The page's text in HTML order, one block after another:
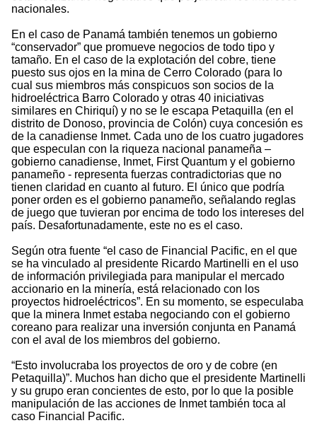
nacionales.
En el caso de Panamá también tenemos un gobierno
“conservador” que promueve negocios de todo tipo y
tamaño. En el caso de la explotación del cobre, tiene
puesto sus ojos en la mina de Cerro Colorado (para lo
cual sus miembros más conspicuos son socios de la
hidroeléctrica Barro Colorado y otras 40 iniciativas
similares en Chiriquí) y no se le escapa Petaquilla (en el
distrito de Donoso, provincia de Colón) cuya concesión es
de la canadiense Inmet. Cada uno de los cuatro jugadores
que especulan con la riqueza nacional panameña –
gobierno canadiense, Inmet, First Quantum y el gobierno
panameño - representa fuerzas contradictorias que no
tienen claridad en cuanto al futuro. El único que podría
poner orden es el gobierno panameño, señalando reglas
de juego que tuvieran por encima de todo los intereses del
país. Desafortunadamente, este no es el caso.
Según otra fuente “el caso de Financial Pacific, en el que
se ha vinculado al presidente Ricardo Martinelli en el uso
de información privilegiada para manipular el mercado
accionario en la minería, está relacionado con los
proyectos hidroeléctricos”. En su momento, se especulaba
que la minera Inmet estaba negociando con el gobierno
coreano para realizar una inversión conjunta en Panamá
con el aval de los miembros del gobierno.
“Esto involucraba los proyectos de oro y de cobre (en
Petaquilla)”. Muchos han dicho que el presidente Martinelli
y su grupo eran concientes de esto, por lo que la posible
manipulación de las acciones de Inmet también toca al
caso Financial Pacific.